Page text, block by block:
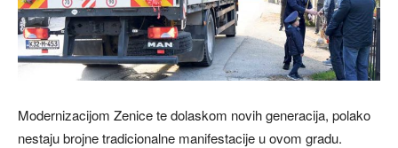
Modernizacijom Zenice te dolaskom novih generacija, polako
nestaju brojne tradicionalne manifestacije u ovom gradu.